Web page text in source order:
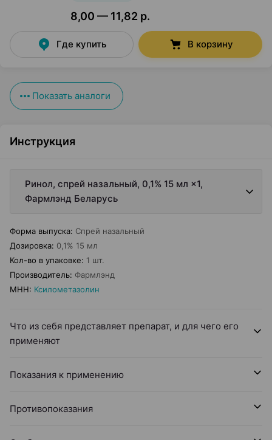
8,00 — 11,82 р.
Где купить В корзину
Показать аналоги
Инструкция
Ринол, спрей назальный, 0,1% 15 мл ×1,
Фармлэнд Беларусь
Форма выпуска: Спрей назальный
Дозировка: 0,1% 15 мл
Кол-во в упаковке: 1 шт.
Производитель: Фармлэнд
МНН: Ксилометазолин
Что из себя представляет препарат, и для чего его
применяют
Показания к применению
Противопоказания